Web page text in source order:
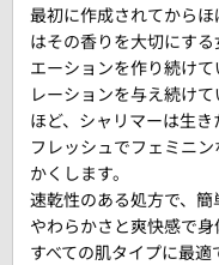
最初に作成されてから
はその香りを大切にす
エーションを作り続け
レーションを与え続け
ほど、シャリマーは生き
フレッシュでフェミニ
かくします。
速乾性のある処方で、簡
やわらかさと爽快感で身
すべての肌タイプに最適